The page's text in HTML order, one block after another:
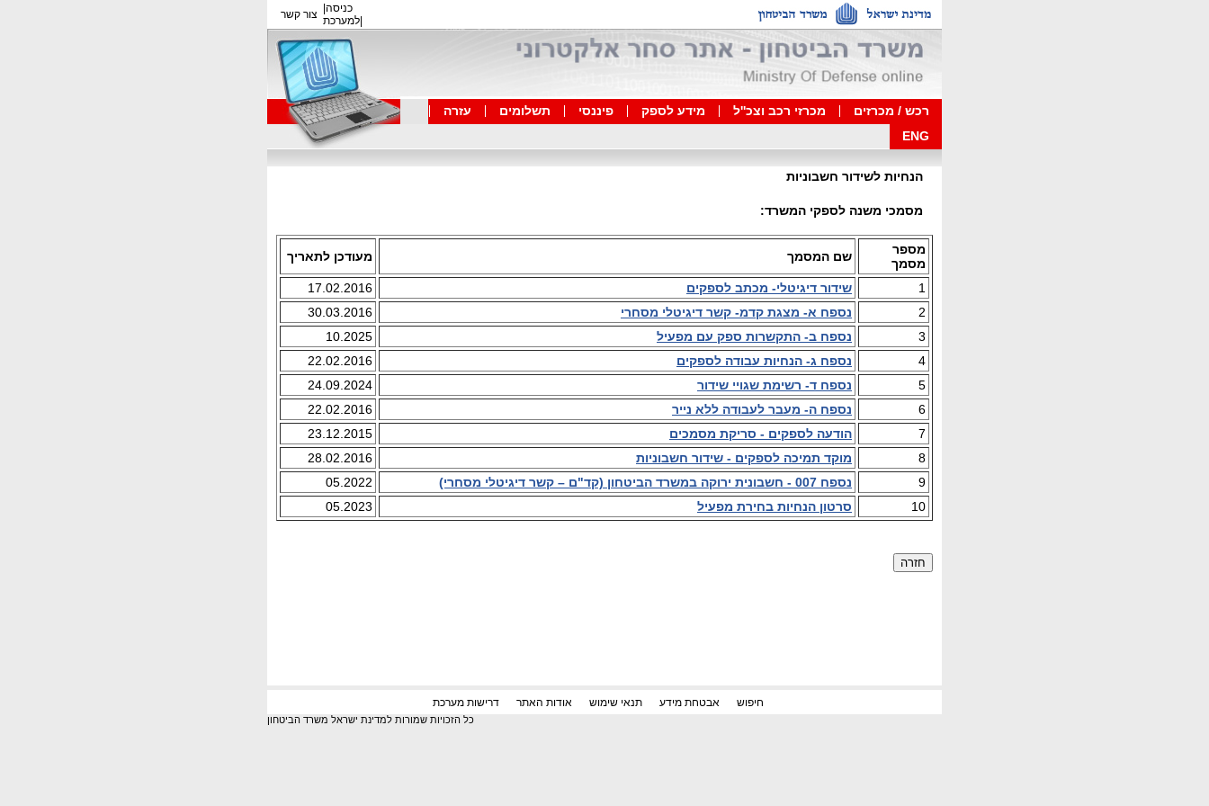
צור קשר
כניסה
למערכת
רכש / מכרזים מכרזי רכב וצכ''ל מידע לספק פיננסי תשלומים
עזרה
ENG
הנחיות לשידור חשבוניות
מסמכי משנה לספקי המשרד:
מספר
מסמך
שם המסמך מעודכן לתאריך
1 שידור דיגיטלי- מכתב לספקים
17.02.2016
2
נספח א- מצגת קדמ- קשר דיגיטלי מסחרי
30.03.2016
3
נספח ב- התקשרות ספק עם מפעיל
10.2025
4
נספח ג- הנחיות עבודה לספקים
22.02.2016
5
נספח ד- רשימת שגויי שידור
24.09.2024
6
נספח ה- מעבר לעבודה ללא נייר
22.02.2016
7
הודעה לספקים - סריקת מסמכים
23.12.2015
8
מוקד תמיכה לספקים - שידור חשבוניות
28.02.2016
9
נספח 007 - חשבונית ירוקה במשרד הביטחון (קד"ם – קשר דיגיטלי מסחרי)
05.2022
10
סרטון הנחיות בחירת מפעיל 05.2023
חזרה
חיפוש אבטחת מידע תנאי שימוש אודות האתר
כל הזכויות שמורות למדינת ישראל משרד הביטחון